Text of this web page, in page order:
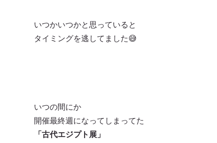
いつかいつかと思っていると
タイミングを逃してました😅
いつの間にか
開催最終週になってしまってた
「古代エジプト展」